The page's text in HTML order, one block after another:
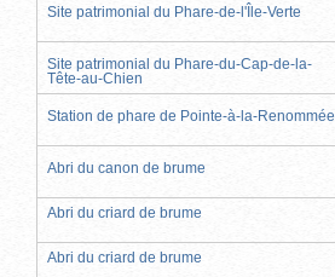
Site patrimonial du Phare-de-l'Île-Verte
Site patrimonial du Phare-du-Cap-de-la-
Tête-au-Chien
Station de phare de Pointe-à-la-Renommée
Abri du canon de brume
Abri du criard de brume
Abri du criard de brume